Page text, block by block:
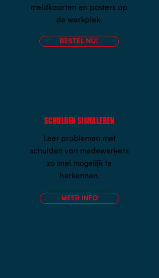
meldkaarten en posters op
de werkplek.
BESTEL NU!
SCHULDEN SIGNALEREN
Leer problemen met
schulden van medewerkers
zo snel mogelijk te
herkennen.
MEER INFO